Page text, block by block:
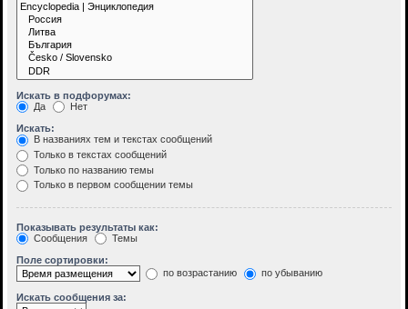
Искать в подфорумах:
Да
Нет
Искать:
В названиях тем и текстах сообщений
Только в текстах сообщений
Только по названию темы
Только в первом сообщении темы
Показывать результаты как:
Сообщения
Темы
Поле сортировки:
по возрастанию
по убыванию
Искать сообщения за: